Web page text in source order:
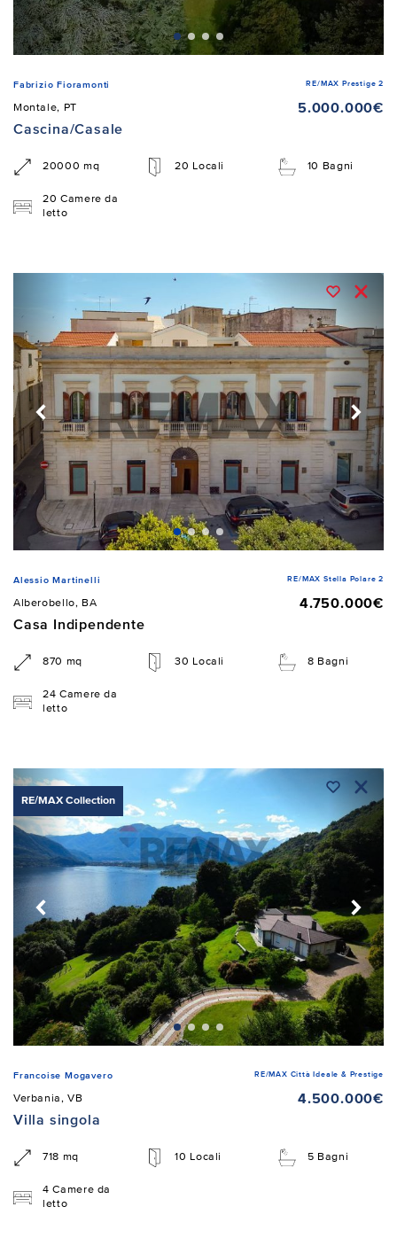
Fabrizio Fioramonti RE/MAX Prestige 2
Montale, PT
5.000.000€
Cascina/Casale
20000 mq 20 Locali 10 Bagni
20 Camere da
letto
Alessio Martinelli RE/MAX Stella Polare 2
Alberobello, BA
4.750.000€
Casa Indipendente
870 mq 30 Locali 8 Bagni
24 Camere da
letto
RE/MAX Collection
Francoise Mogavero RE/MAX Città Ideale & Prestige
Verbania, VB
4.500.000€
Villa singola
718 mq 10 Locali 5 Bagni
4 Camere da
letto